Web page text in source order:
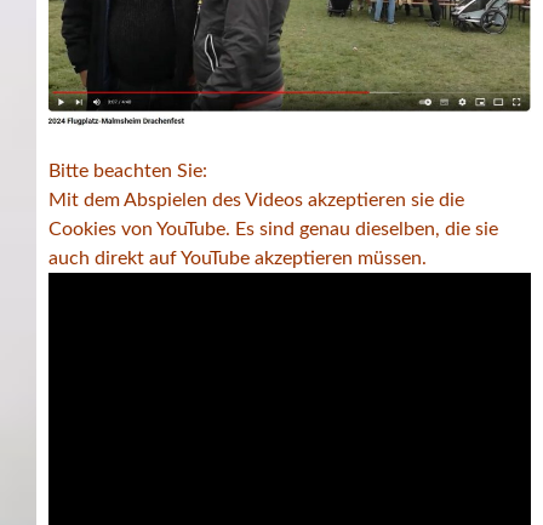
Bitte beachten Sie:
Mit dem Abspielen des Videos akzeptieren sie die
Cookies von YouTube. Es sind genau dieselben, die sie
auch direkt auf YouTube akzeptieren müssen.